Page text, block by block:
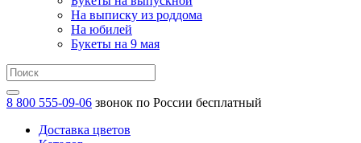
На выписку из роддома
На юбилей
Букеты на 9 мая
8 800 555-09-06 звонок по России бесплатный
Доставка цветов